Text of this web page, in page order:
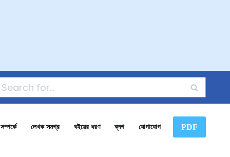
লেখক সমগ্র বইয়ের ধরণ ব্লগ যোগাযোগ PDF